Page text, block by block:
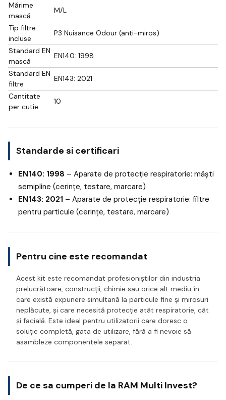
Mărime
mască
M/L
Tip filtre
incluse
P3 Nuisance Odour (anti-miros)
Standard EN
mască
EN140: 1998
Standard EN
filtre
EN143: 2021
Cantitate
per cutie
10
Standarde si certificari
EN140: 1998 – Aparate de protecție respiratorie: măști
semipline (cerințe, testare, marcare)
EN143: 2021 – Aparate de protecție respiratorie: filtre
pentru particule (cerințe, testare, marcare)
Pentru cine este recomandat
Acest kit este recomandat profesioniștilor din industria
prelucrătoare, construcții, chimie sau orice alt mediu în
care există expunere simultană la particule fine și mirosuri
neplăcute, și care necesită protecție atât respiratorie, cât
și facială. Este ideal pentru utilizatorii care doresc o
soluție completă, gata de utilizare, fără a fi nevoie să
asambleze componentele separat.
De ce sa cumperi de la RAM Multi Invest?